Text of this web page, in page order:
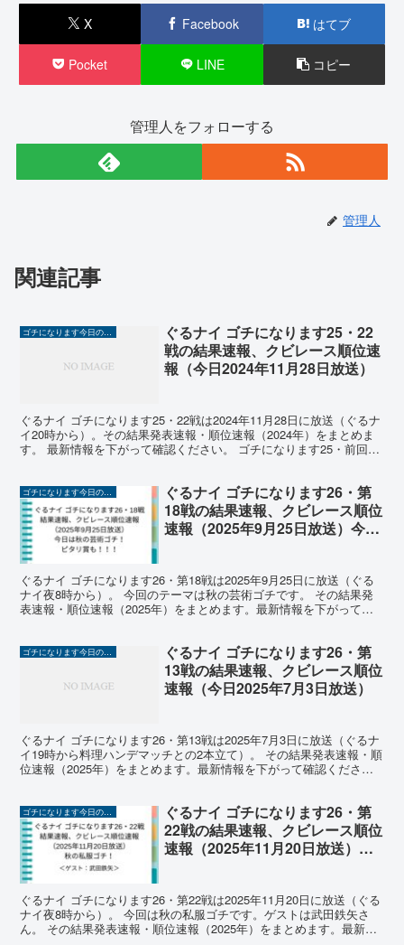
X Facebook はてブ
Pocket LINE コピー
管理人をフォローする
管理人
関連記事
ゴチになります今日の結果速報2025
ぐるナイ ゴチになります25・22
戦の結果速報、クビレース順位速
報（今日2024年11月28日放送）
ぐるナイ ゴチになります25・22戦は2024年11月28日に放送（ぐるナ
イ20時から）。その結果発表速報・順位速報（2024年）をまとめま
す。 最新情報を下がって確認ください。 ゴチになります25・前回21
ゴチになります今日の結果速報2025
ぐるナイ ゴチになります26・第
18戦の結果速報、クビレース順位
速報（2025年9月25日放送）今日
ぐるナイ ゴチになります26・第18戦は2025年9月25日に放送（ぐる
ナイ夜8時から）。 今回のテーマは秋の芸術ゴチです。 その結果発
表速報・順位速報（2025年）をまとめます。最新情報を下がって確
ゴチになります今日の結果速報2025
ぐるナイ ゴチになります26・第
13戦の結果速報、クビレース順位
速報（今日2025年7月3日放送）
ぐるナイ ゴチになります26・第13戦は2025年7月3日に放送（ぐるナ
イ19時から料理ハンデマッチとの2本立て）。 その結果発表速報・順
位速報（2025年）をまとめます。最新情報を下がって確認くださ
ゴチになります今日の結果速報2025
ぐるナイ ゴチになります26・第
22戦の結果速報、クビレース順位
速報（2025年11月20日放送）秋
ぐるナイ ゴチになります26・第22戦は2025年11月20日に放送（ぐる
ナイ夜8時から）。 今回は秋の私服ゴチです。ゲストは武田鉄矢さ
ん。 その結果発表速報・順位速報（2025年）をまとめます。最新情